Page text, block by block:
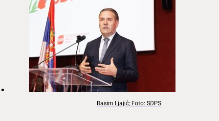
Rasim Ljajić; Foto: SDPS